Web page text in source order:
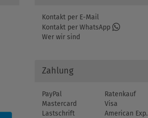
Kontakt per E-Mail
Kontakt per WhatsApp
Wer wir sind
Zahlung
PayPal
Ratenkauf
Mastercard
Visa
Lastschrift
American Exp.